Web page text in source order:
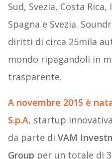
Sud, Svezia, Costa
Spagna e Svezia.
diritti di circa 25mila
mondo ripagandoli in
trasparente.
A novembre 2015 è
S.p.A, startup
da parte di VAM
Group per un totale di